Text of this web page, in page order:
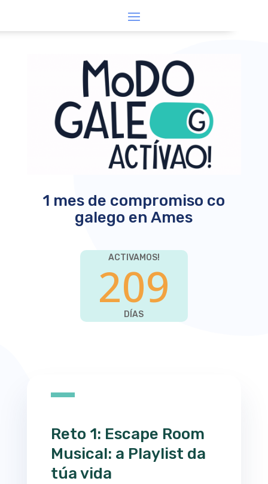
1 mes de compromiso co
galego en Ames
ACTIVAMOS!
209
DÍAS
Reto 1: Escape Room
Musical: a Playlist da
túa vida